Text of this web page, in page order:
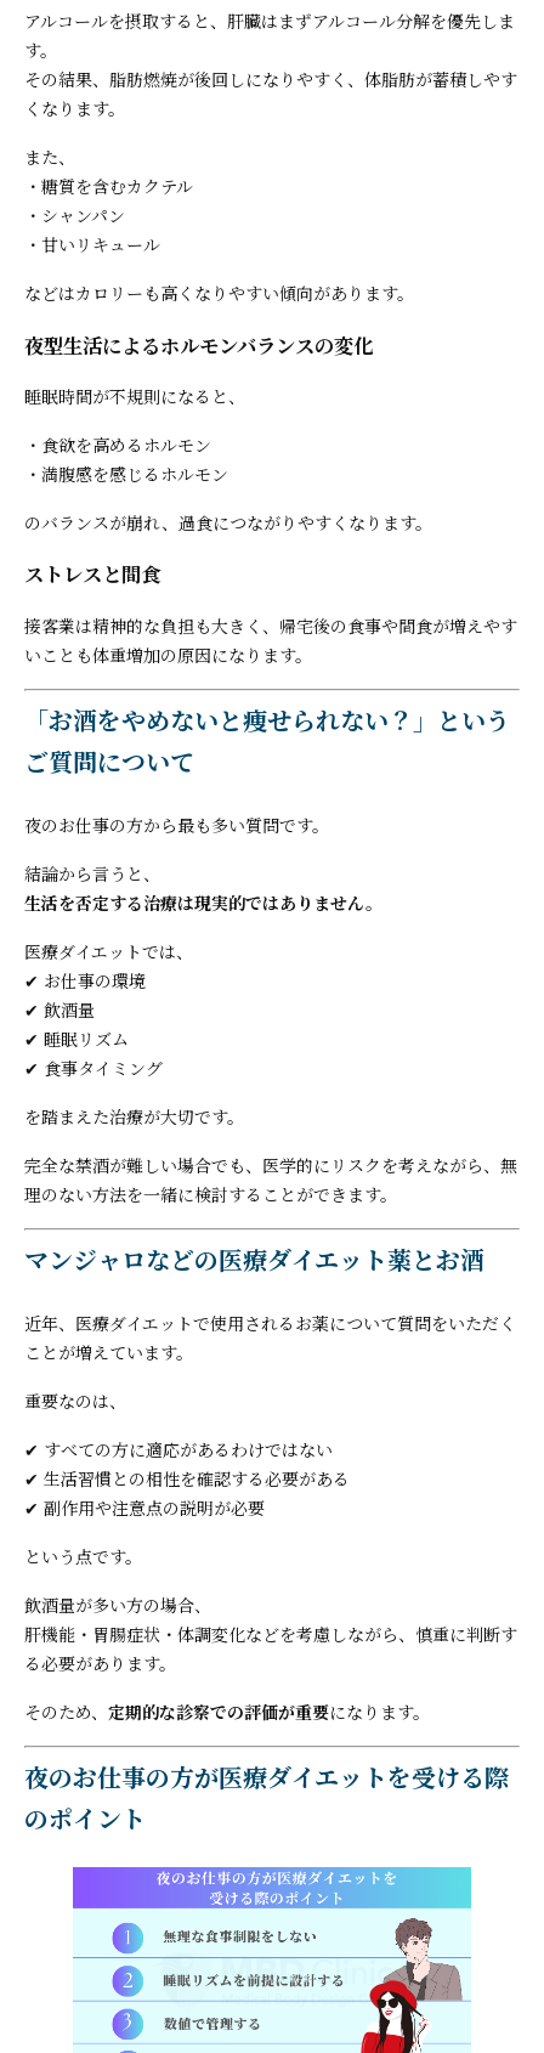
アルコールを摂取すると、肝臓はまずアルコール分解を優先しま
す。
その結果、脂肪燃焼が後回しになりやすく、体脂肪が蓄積しやす
くなります。
また、
・糖質を含むカクテル
・シャンパン
・甘いリキュール
などはカロリーも高くなりやすい傾向があります。
夜型生活によるホルモンバランスの変化
睡眠時間が不規則になると、
・食欲を高めるホルモン
・満腹感を感じるホルモン
のバランスが崩れ、過食につながりやすくなります。
ストレスと間食
接客業は精神的な負担も大きく、帰宅後の食事や間食が増えやす
いことも体重増加の原因になります。
「お酒をやめないと痩せられない？」という
ご質問について
夜のお仕事の方から最も多い質問です。
結論から言うと、
生活を否定する治療は現実的ではありません。
医療ダイエットでは、
✔ お仕事の環境
✔ 飲酒量
✔ 睡眠リズム
✔ 食事タイミング
を踏まえた治療が大切です。
完全な禁酒が難しい場合でも、医学的にリスクを考えながら、無
理のない方法を一緒に検討することができます。
マンジャロなどの医療ダイエット薬とお酒
近年、医療ダイエットで使用されるお薬について質問をいただく
ことが増えています。
重要なのは、
✔ すべての方に適応があるわけではない
✔ 生活習慣との相性を確認する必要がある
✔ 副作用や注意点の説明が必要
という点です。
飲酒量が多い方の場合、
肝機能・胃腸症状・体調変化などを考慮しながら、慎重に判断す
る必要があります。
そのため、 定期的な診察での評価が重要になります。
夜のお仕事の方が医療ダイエットを受ける際
のポイント